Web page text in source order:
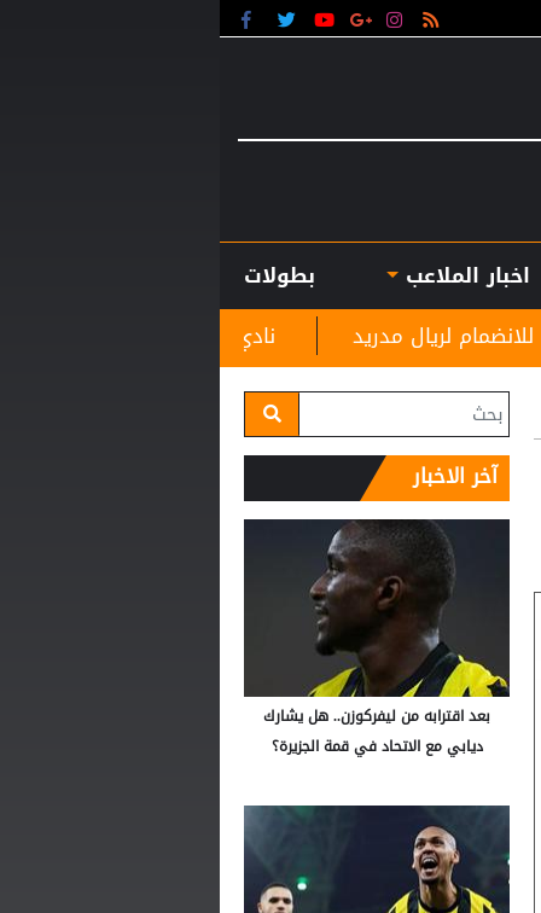
اخبار الملاعب
بطولات
نادي الرمثا يستقبل مدربه الجديد غاسانين
آخر الاخبار
بعد اقترابه من ليفركوزن.. هل يشارك
ديابي مع الاتحاد في قمة الجزيرة؟